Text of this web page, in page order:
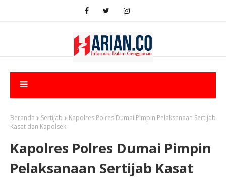
Beranda Sertijab
Kapolres Polres Dumai Pimpin Pelaksanaan Sertijab
Kasat dan Kapolsek
Kapolres Polres Dumai Pimpin
Pelaksanaan Sertijab Kasat